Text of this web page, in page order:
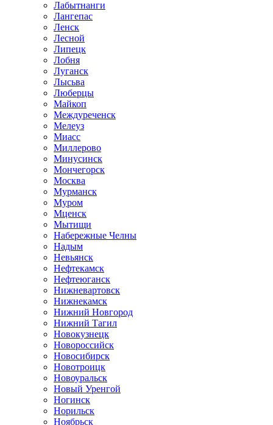
Лабытнанги
Лангепас
Ленск
Лесной
Липецк
Лобня
Луганск
Лысьва
Люберцы
Майкоп
Междуреченск
Мелеуз
Миасс
Миллерово
Минусинск
Мончегорск
Москва
Мурманск
Муром
Мценск
Мытищи
Набережные Челны
Надым
Невьянск
Нефтекамск
Нефтеюганск
Нижневартовск
Нижнекамск
Нижний Новгород
Нижний Тагил
Новокузнецк
Новороссийск
Новосибирск
Новотроицк
Новоуральск
Новый Уренгой
Ногинск
Норильск
Ноябрьск